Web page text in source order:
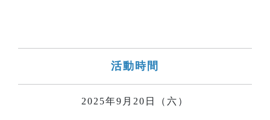
活動時間
2025年9月20日（六）